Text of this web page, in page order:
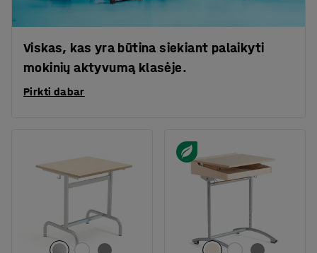
Viskas, kas yra būtina siekiant palaikyti
mokinių aktyvumą klasėje.
Pirkti dabar